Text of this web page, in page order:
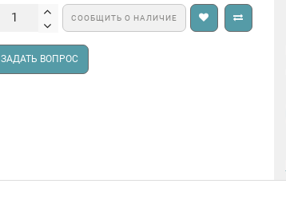
СООБЩИТЬ О НАЛИЧИЕ
ЗАДАТЬ ВОПРОС